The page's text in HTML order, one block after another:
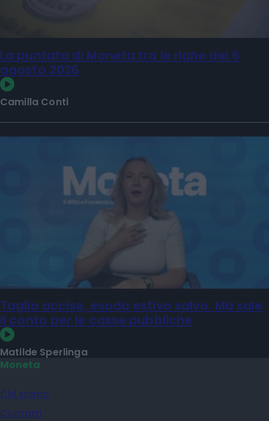
La puntata di Moneta tra le righe del 6
agosto 2026
Camilla Conti
Taglio accise, esodo estivo salvo. Ma sale
il conto per le casse pubbliche
Matilde Sperlinga
Moneta
Chi siamo
Contatti